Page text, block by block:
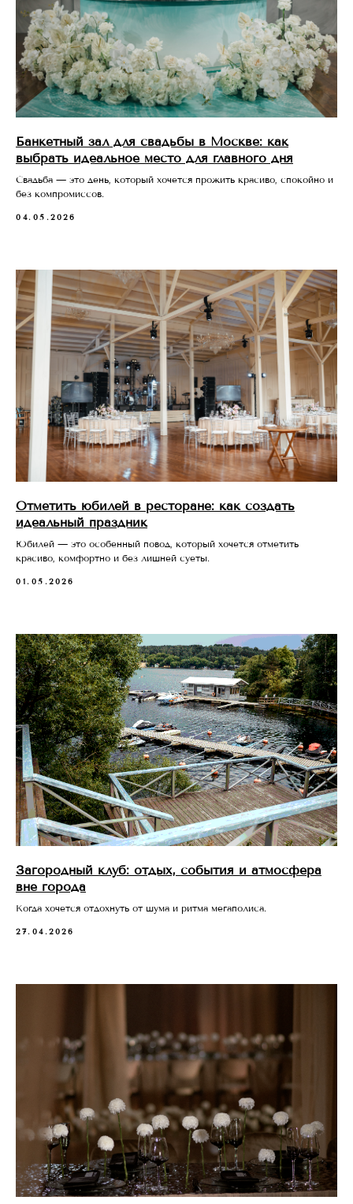
Банкетный зал для свадьбы в Москве: как
выбрать идеальное место для главного дня
Свадьба — это день, который хочется прожить красиво, спокойно и
без компромиссов.
04.05.2026
Отметить юбилей в ресторане: как создать
идеальный праздник
Юбилей — это особенный повод, который хочется отметить
красиво, комфортно и без лишней суеты.
01.05.2026
Загородный клуб: отдых, события и атмосфера
вне города
Когда хочется отдохнуть от шума и ритма мегаполиса.
27.04.2026
Политика конфиденциальности
Пользовательское соглашение
Разработка сайта Fast-digital